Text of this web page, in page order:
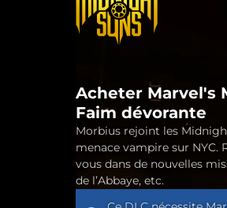
Acheter Marvel's
Faim dévorante
Morbius rejoint les
menace vampire sur NYC.
vous dans de nouvelles
de l’Abbaye, etc.